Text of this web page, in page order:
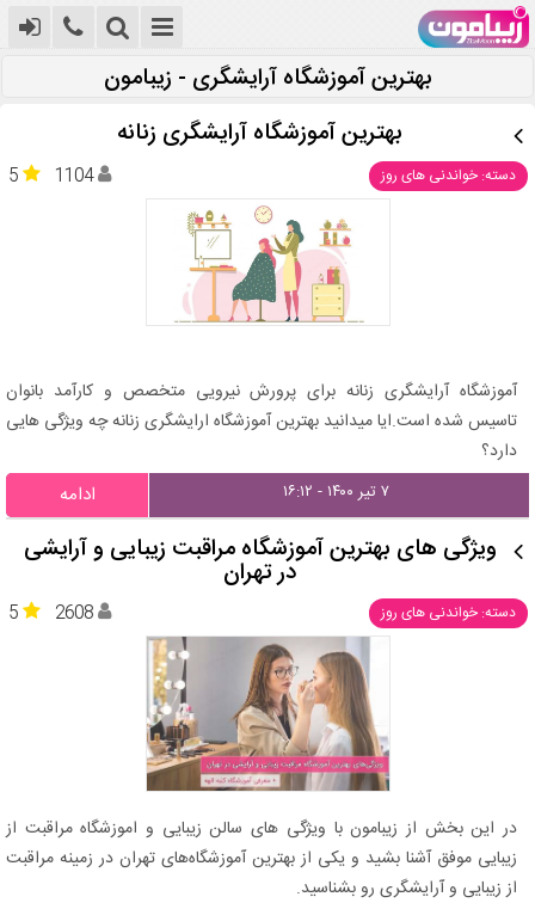
بهترین آموزشگاه آرایشگری - زیبامون
بهترین آموزشگاه آرایشگری زنانه
دسته: خواندنی های روز 5 1104
آموزشگاه آرایشگری زنانه برای پرورش نیرویی متخصص و کارآمد بانوان
تاسیس شده است.ایا میدانید بهترین آموزشگاه ارایشگری زنانه چه ویژگی هایی
دارد؟
۷ تیر ۱۴۰۰ - ۱۶:۱۲ ادامه
ویژگی های بهترین آموزشگاه مراقبت زیبایی و آرایشی
در تهران
دسته: خواندنی های روز 5 2608
در این بخش از زیبامون با ویژگی های سالن زیبایی و اموزشگاه مراقبت از
زیبایی موفق آشنا بشید و یکی از بهترین آموزشگاه‌های تهران در زمینه مراقبت
از زیبایی و آرایشگری رو بشناسید.